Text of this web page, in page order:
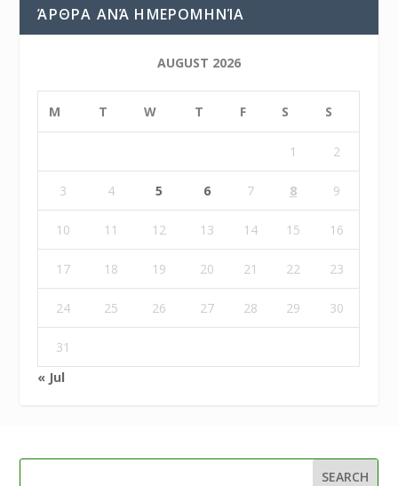
ΆΡΘΡΑ ΑΝΆ ΗΜΕΡΟΜΗΝΊΑ
AUGUST 2026
M T W T F S S
1 2
3 4 5 6 7 8 9
10 11 12 13 14 15 16
17 18 19 20 21 22 23
24 25 26 27 28 29 30
31
« Jul